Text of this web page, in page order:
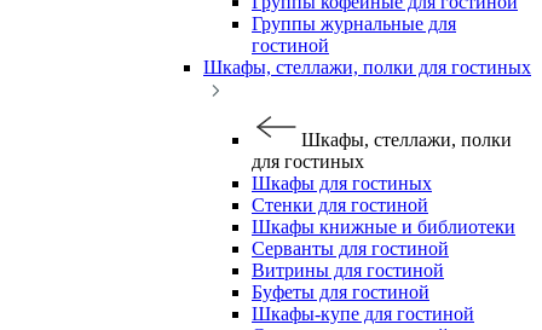
Группы журнальные для
гостиной
Шкафы, стеллажи, полки для гостиных
Шкафы, стеллажи, полки
для гостиных
Шкафы для гостиных
Стенки для гостиной
Шкафы книжные и библиотеки
Серванты для гостиной
Витрины для гостиной
Буфеты для гостиной
Шкафы-купе для гостиной